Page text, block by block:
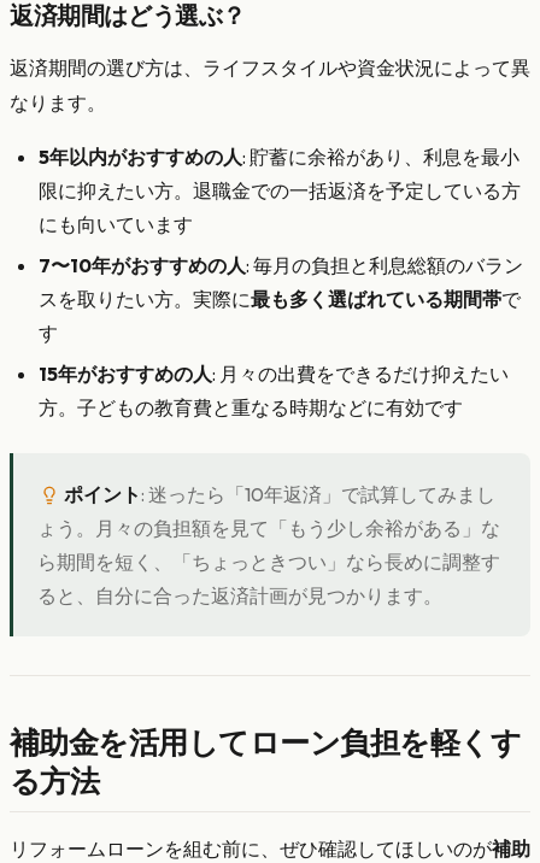
返済期間はどう選ぶ？
返済期間の選び方は、ライフスタイルや資金状況によって異
なります。
5年以内がおすすめの人: 貯蓄に余裕があり、利息を最小
限に抑えたい方。退職金での一括返済を予定している方
にも向いています
7〜10年がおすすめの人: 毎月の負担と利息総額のバラン
スを取りたい方。実際に最も多く選ばれている期間帯で
す
15年がおすすめの人: 月々の出費をできるだけ抑えたい
方。子どもの教育費と重なる時期などに有効です
ポイント: 迷ったら「10年返済」で試算してみまし
ょう。月々の負担額を見て「もう少し余裕がある」な
ら期間を短く、「ちょっときつい」なら長めに調整す
ると、自分に合った返済計画が見つかります。
補助金を活用してローン負担を軽くす
る方法
リフォームローンを組む前に、ぜひ確認してほしいのが補助